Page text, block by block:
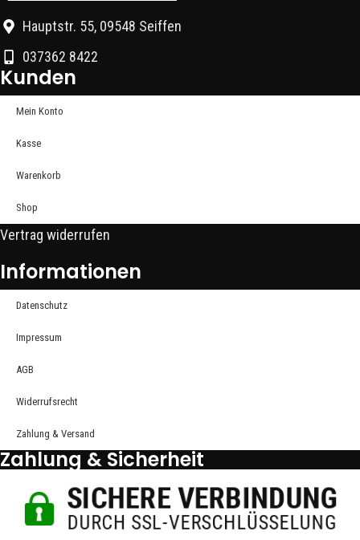
Hauptstr. 55, 09548 Seiffen
037362 8422
Kunden
Mein Konto
Kasse
Warenkorb
Shop
Vertrag widerrufen
Informationen
Datenschutz
Impressum
AGB
Widerrufsrecht
Zahlung & Versand
Zahlung & Sicherheit